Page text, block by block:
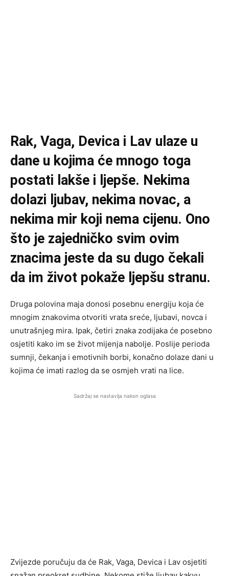
Rak, Vaga, Devica i Lav ulaze u
dane u kojima će mnogo toga
postati lakše i ljepše. Nekima
dolazi ljubav, nekima novac, a
nekima mir koji nema cijenu. Ono
što je zajedničko svim ovim
znacima jeste da su dugo čekali
da im život pokaže ljepšu stranu.
Druga polovina maja donosi posebnu energiju koja će
mnogim znakovima otvoriti vrata sreće, ljubavi, novca i
unutrašnjeg mira. Ipak, četiri znaka zodijaka će posebno
osjetiti kako im se život mijenja nabolje. Poslije perioda
sumnji, čekanja i emotivnih borbi, konačno dolaze dani u
kojima će imati razlog da se osmjeh vrati na lice.
Sadržaj se nastavlja nakon oglasa
Zvijezde poručuju da će Rak, Vaga, Devica i Lav osjetiti